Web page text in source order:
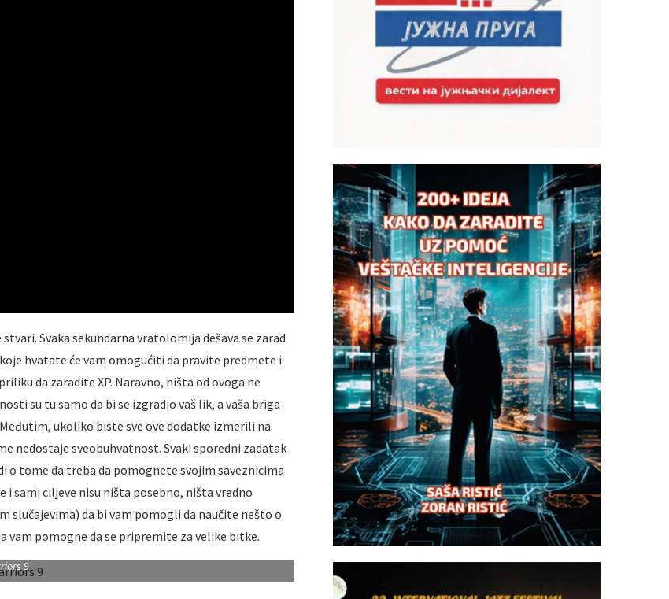
Svaka sekundarna vratolomija dešava se zarad
hvatate će vam omogućiti da pravite predmete i
da zaradite XP. Naravno, ništa od ovoga ne
su tu samo da bi se izgradio vaš lik, a vaša briga
ukoliko biste sve ove dodatke izmerili na
nedostaje sveobuhvatnost. Svaki sporedni zadatak
o tome da treba da pomognete svojim saveznicima
i sami ciljeve nisu ništa posebno, ništa vredno
slučajevima) da bi vam pomogli da naučite nešto o
vam pomogne da se pripremite za velike bitke.
9